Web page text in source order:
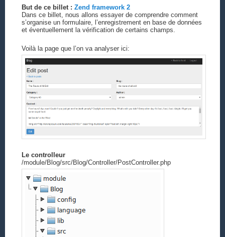
But de ce billet : Zend framework 2
Dans ce billet, nous allons essayer de comprendre comment
s’organise un formulaire, l’enregistrement en base de données
et éventuellement la vérification de certains champs.
Voilà la page que l’on va analyser ici:
Le controlleur
/module/Blog/src/Blog/Controller/PostController.php